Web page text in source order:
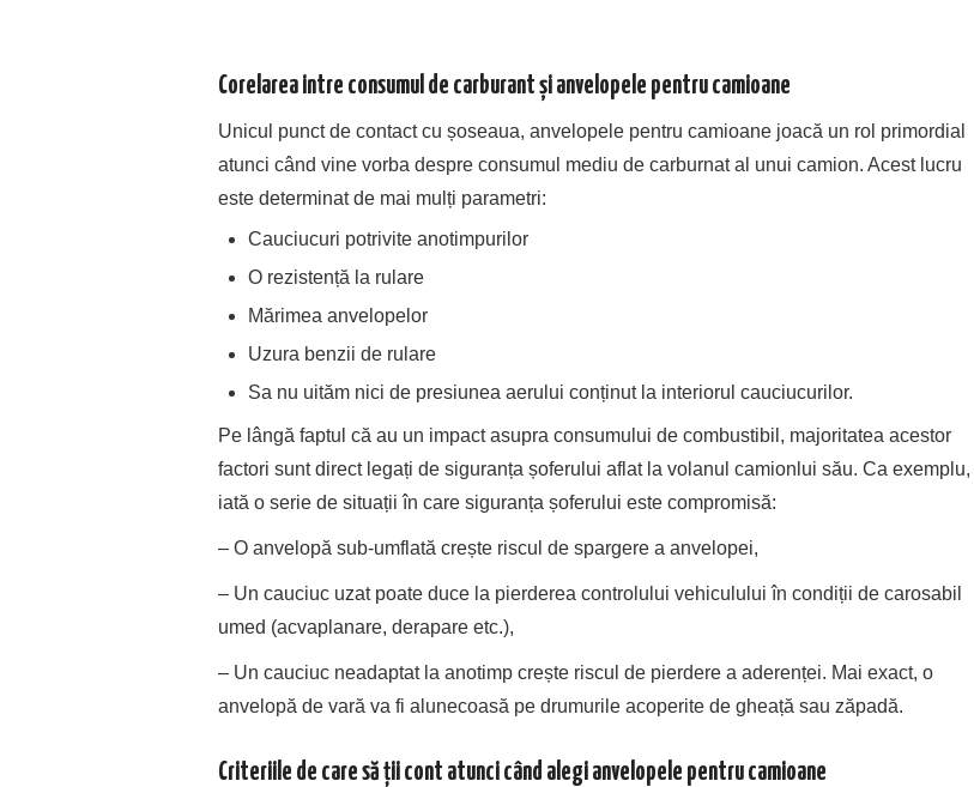
Corelarea intre consumul de carburant și anvelopele pentru camioane
Unicul punct de contact cu șoseaua, anvelopele pentru camioane joacă un rol primordial
atunci când vine vorba despre consumul mediu de carburnat al unui camion. Acest lucru
este determinat de mai mulți parametri:
Cauciucuri potrivite anotimpurilor
O rezistență la rulare
Mărimea anvelopelor
Uzura benzii de rulare
Sa nu uităm nici de presiunea aerului conținut la interiorul cauciucurilor.
Pe lângă faptul că au un impact asupra consumului de combustibil, majoritatea acestor
factori sunt direct legați de siguranța șoferului aflat la volanul camionlui său. Ca exemplu,
iată o serie de situații în care siguranța șoferului este compromisă:
– O anvelopă sub-umflată crește riscul de spargere a anvelopei,
– Un cauciuc uzat poate duce la pierderea controlului vehiculului în condiții de carosabil
umed (acvaplanare, derapare etc.),
– Un cauciuc neadaptat la anotimp crește riscul de pierdere a aderenței. Mai exact, o
anvelopă de vară va fi alunecoasă pe drumurile acoperite de gheață sau zăpadă.
Criteriile de care să ții cont atunci când alegi anvelopele pentru camioane